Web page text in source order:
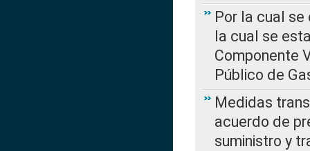
Por la cual se
la cual se
Componente
Público de
Medidas
acuerdo de
suministro y